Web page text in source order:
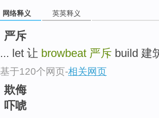
网络释义 英英释义
严斥
... let 让 browbeat 严斥 build 建
基于120个网页-相关网页
欺侮
吓唬